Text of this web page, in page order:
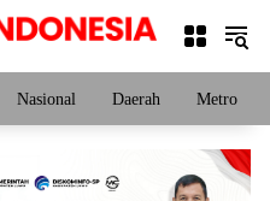
Nasional Daerah Metro